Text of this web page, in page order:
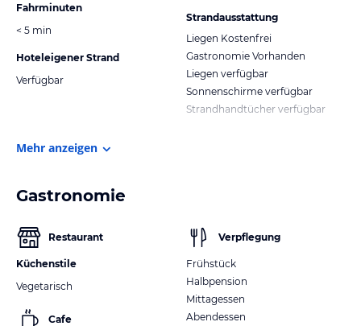
Fahrminuten
< 5 min
Hoteleigener Strand
Verfügbar
Strandausstattung
Liegen Kostenfrei
Gastronomie Vorhanden
Liegen verfügbar
Sonnenschirme verfügbar
Strandhandtücher verfügbar
Mehr anzeigen
Gastronomie
Restaurant
Küchenstile
Vegetarisch
Cafe
Verpflegung
Frühstück
Halbpension
Mittagessen
Abendessen